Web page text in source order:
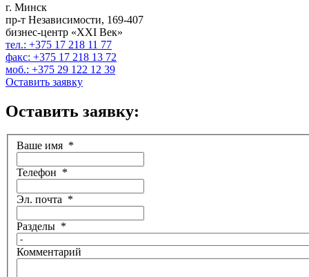
г. Минск
пр-т Независимости, 169-407
бизнес-центр «XXI Век»
тел.: +375 17 218 11 77
факс: +375 17 218 13 72
моб.: +375 29 122 12 39
Оставить заявку
Оставить заявку:
Ваше имя *
Телефон *
Эл. почта *
Разделы *
Комментарий